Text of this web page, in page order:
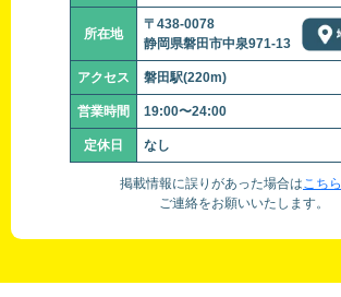
所在地
〒438-0078
静岡県磐田市中泉971-13
アクセス 磐田駅(220m)
営業時間 19:00〜24:00
定休日 なし
掲載情報に誤りがあった場合はこちら
ご連絡をお願いいたします。